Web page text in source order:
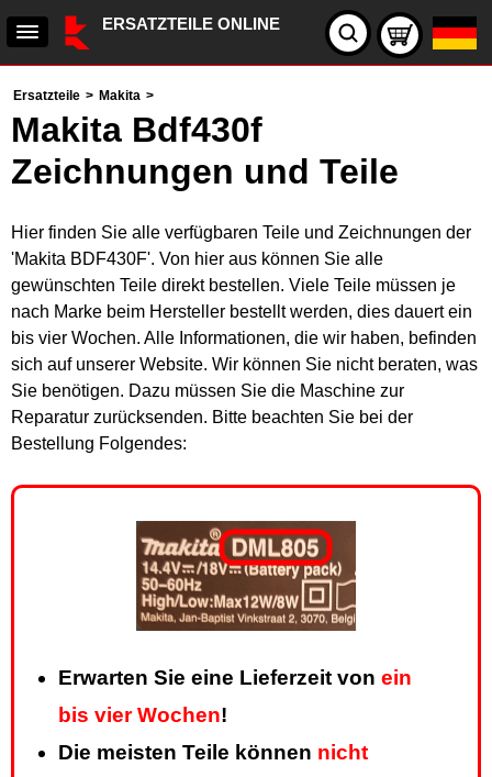
ERSATZTEILE ONLINE
Ersatzteile > Makita >
Makita Bdf430f
Zeichnungen und Teile
Hier finden Sie alle verfügbaren Teile und Zeichnungen der
'Makita BDF430F'. Von hier aus können Sie alle
gewünschten Teile direkt bestellen. Viele Teile müssen je
nach Marke beim Hersteller bestellt werden, dies dauert ein
bis vier Wochen. Alle Informationen, die wir haben, befinden
sich auf unserer Website. Wir können Sie nicht beraten, was
Sie benötigen. Dazu müssen Sie die Maschine zur
Reparatur zurücksenden. Bitte beachten Sie bei der
Bestellung Folgendes:
Erwarten Sie eine Lieferzeit von ein
bis vier Wochen!
Die meisten Teile können nicht